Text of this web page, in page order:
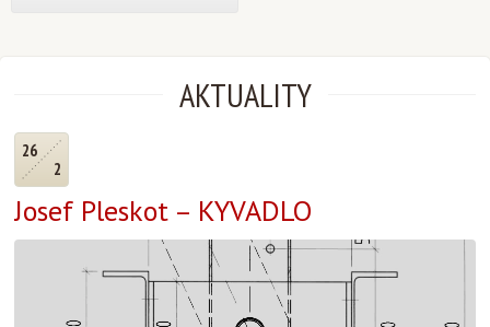
AKTUALITY
26
2
Josef Pleskot – KYVADLO